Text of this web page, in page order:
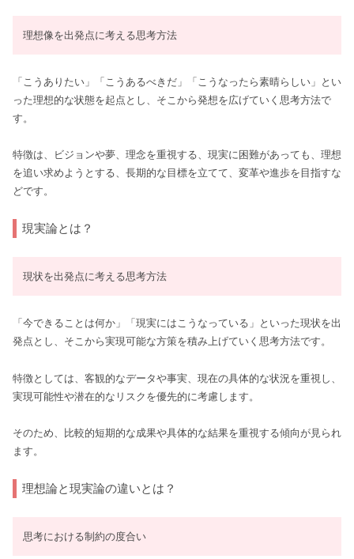
理想像を出発点に考える思考方法
「こうありたい」「こうあるべきだ」「こうなったら素晴らしい」とい
った理想的な状態を起点とし、そこから発想を広げていく思考方法で
す。
特徴は、ビジョンや夢、理念を重視する、現実に困難があっても、理想
を追い求めようとする、長期的な目標を立てて、変革や進歩を目指すな
どです。
現実論とは？
現状を出発点に考える思考方法
「今できることは何か」「現実にはこうなっている」といった現状を出
発点とし、そこから実現可能な方策を積み上げていく思考方法です。
特徴としては、客観的なデータや事実、現在の具体的な状況を重視し、
実現可能性や潜在的なリスクを優先的に考慮します。
そのため、比較的短期的な成果や具体的な結果を重視する傾向が見られ
ます。
理想論と現実論の違いとは？
思考における制約の度合い